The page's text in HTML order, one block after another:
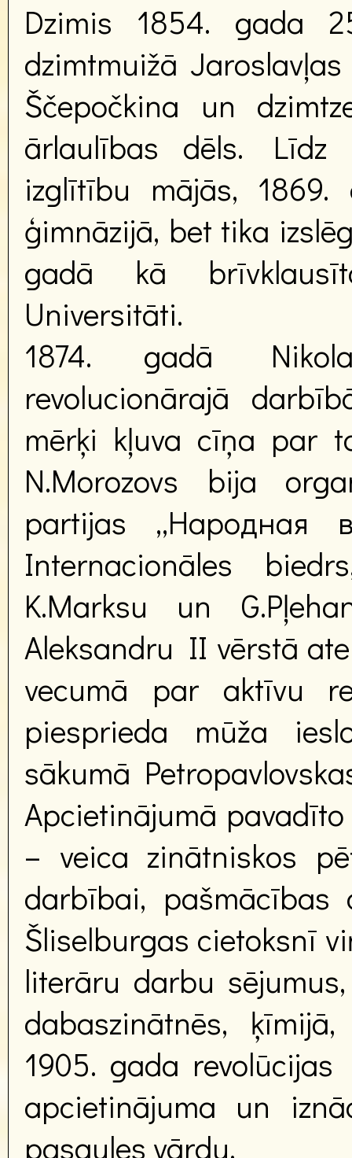
Dzimis 1854. gada
dzimtmuižā
Ščepočkina un
ārlaulības dēls. Līdz
izglītību mājās,
ģimnāzijā, bet tika
gadā kā
Universitāti.
1874. gadā
revolucionārajā
mērķi kļuva cīņa par
N.Morozovs bija
partijas „Народная
Internacionāles
K.Marksu un
Aleksandru II vērstā
vecumā par aktīvu
piesprieda mūža
sākumā
Apcietinājumā
– veica zinātniskos
darbībai, pašmācības
Šliselburgas cietoksnī
literāru darbu
dabaszinātnēs,
1905. gada
apcietinājuma un
pasaules vārdu.